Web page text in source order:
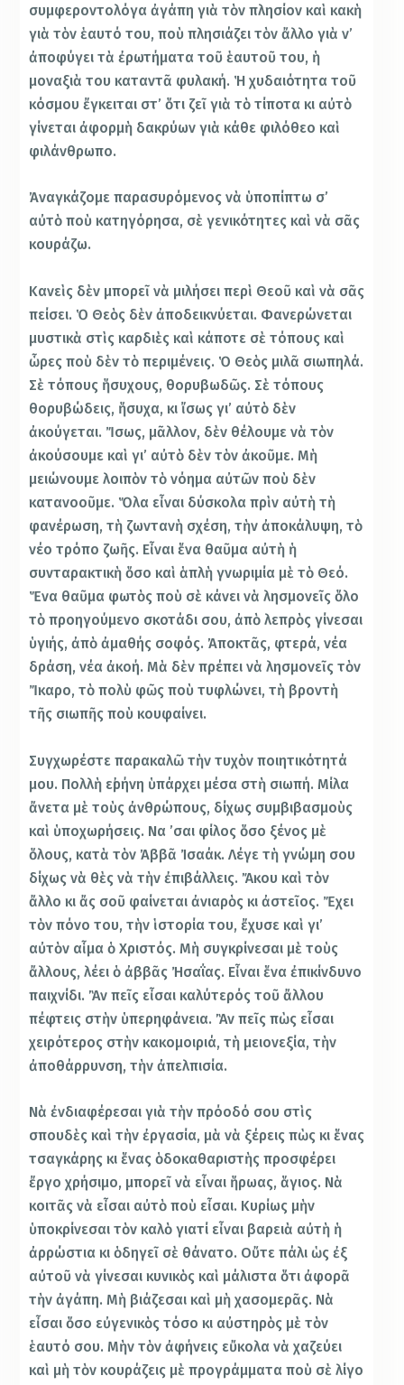
συμφεροντολόγα ἀγάπη γιὰ τὸν πλησίον καὶ κακὴ
γιὰ τὸν ἑαυτό του, ποὺ πλησιάζει τὸν ἄλλο γιὰ ν’
ἀποφύγει τὰ ἐρωτήματα τοῦ ἑαυτοῦ του, ἡ
μοναξιὰ του καταντᾶ φυλακή. Ἡ χυδαιότητα τοῦ
κόσμου ἔγκειται στ’ ὅτι ζεῖ γιὰ τὸ τίποτα κι αὐτὸ
γίνεται ἀφορμὴ δακρύων γιὰ κάθε φιλόθεο καὶ
φιλάνθρωπο.
Ἀναγκάζομε παρασυρόμενος νὰ ὑποπίπτω σ’
αὐτὸ ποὺ κατηγόρησα, σὲ γενικότητες καὶ νὰ σᾶς
κουράζω.
Κανεὶς δὲν μπορεῖ νὰ μιλήσει περὶ Θεοῦ καὶ νὰ σᾶς
πείσει. Ὁ Θεὸς δὲν ἀποδεικνύεται. Φανερώνεται
μυστικὰ στὶς καρδιὲς καὶ κάποτε σὲ τόπους καὶ
ὧρες ποὺ δὲν τὸ περιμένεις. Ὁ Θεὸς μιλᾶ σιωπηλά.
Σὲ τόπους ἥσυχους, θορυβωδῶς. Σὲ τόπους
θορυβώδεις, ἥσυχα, κι ἴσως γι’ αὐτὸ δὲν
ἀκούγεται. Ἴσως, μᾶλλον, δὲν θέλουμε νὰ τὸν
ἀκούσουμε καὶ γι’ αὐτὸ δὲν τὸν ἀκοῦμε. Μὴ
μειώνουμε λοιπὸν τὸ νόημα αὐτῶν ποὺ δὲν
κατανοοῦμε. Ὅλα εἶναι δύσκολα πρὶν αὐτὴ τὴ
φανέρωση, τὴ ζωντανὴ σχέση, τὴν ἀποκάλυψη, τὸ
νέο τρόπο ζωῆς. Εἶναι ἕνα θαῦμα αὐτὴ ἡ
συνταρακτικὴ ὅσο καὶ ἁπλὴ γνωριμία μὲ τὸ Θεό.
Ἕνα θαῦμα φωτὸς ποὺ σὲ κάνει νὰ λησμονεῖς ὅλο
τὸ προηγούμενο σκοτάδι σου, ἀπὸ λεπρὸς γίνεσαι
ὑγιής, ἀπὸ ἀμαθής σοφός. Ἀποκτᾶς, φτερά, νέα
δράση, νέα ἀκοή. Μὰ δὲν πρέπει νὰ λησμονεῖς τὸν
Ἴκαρο, τὸ πολὺ φῶς ποὺ τυφλώνει, τὴ βροντὴ
τῆς σιωπῆς ποὺ κουφαίνει.
Συγχωρέστε παρακαλῶ τὴν τυχὸν ποιητικότητά
μου. Πολλὴ εἰρήνη ὑπάρχει μέσα στὴ σιωπή. Μίλα
ἄνετα μὲ τοὺς ἀνθρώπους, δίχως συμβιβασμοὺς
καὶ ὑποχωρήσεις. Να ’σαι φίλος ὅσο ξένος μὲ
ὅλους, κατὰ τὸν Ἀββᾶ Ἰσαάκ. Λέγε τὴ γνώμη σου
δίχως νὰ θὲς νὰ τὴν ἐπιβάλλεις. Ἄκου καὶ τὸν
ἄλλο κι ἄς σοῦ φαίνεται ἀνιαρὸς κι ἀστεῖος. Ἔχει
τὸν πόνο του, τὴν ἱστορία του, ἔχυσε καὶ γι’
αὐτὸν αἷμα ὁ Χριστός. Μὴ συγκρίνεσαι μὲ τοὺς
ἄλλους, λέει ὁ ἀββᾶς Ἠσαΐας. Εἶναι ἕνα ἐπικίνδυνο
παιχνίδι. Ἂν πεῖς εἶσαι καλύτερός τοῦ ἄλλου
πέφτεις στὴν ὑπερηφάνεια. Ἂν πεῖς πὼς εἶσαι
χειρότερος στὴν κακομοιριά, τὴ μειονεξία, τὴν
ἀποθάρρυνση, τὴν ἀπελπισία.
Νὰ ἐνδιαφέρεσαι γιὰ τὴν πρόοδό σου στὶς
σπουδὲς καὶ τὴν ἐργασία, μὰ νὰ ξέρεις πὼς κι ἕνας
τσαγκάρης κι ἕνας ὁδοκαθαριστὴς προσφέρει
ἔργο χρήσιμο, μπορεῖ νὰ εἶναι ἥρωας, ἅγιος. Νὰ
κοιτᾶς νὰ εἶσαι αὐτὸ ποὺ εἶσαι. Κυρίως μὴν
ὑποκρίνεσαι τὸν καλὸ γιατί εἶναι βαρειὰ αὐτὴ ἡ
ἀρρώστια κι ὁδηγεῖ σὲ θάνατο. Οὔτε πάλι ὡς ἐξ
αὐτοῦ νὰ γίνεσαι κυνικὸς καὶ μάλιστα ὅτι ἀφορᾶ
τὴν ἀγάπη. Μὴ βιάζεσαι καὶ μὴ χασομερᾶς. Νὰ
εἶσαι ὅσο εὐγενικὸς τόσο κι αὐστηρὸς μὲ τὸν
ἑαυτό σου. Μὴν τὸν ἀφήνεις εὔκολα νὰ χαζεύει
καὶ μὴ τὸν κουράζεις μὲ προγράμματα ποὺ σὲ λίγο